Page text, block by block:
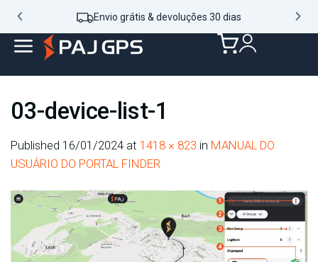
Envio grátis & devoluções 30 dias
03-device-list-1
Published 16/01/2024 at 1418 × 823 in MANUAL DO
USUÁRIO DO PORTAL FINDER